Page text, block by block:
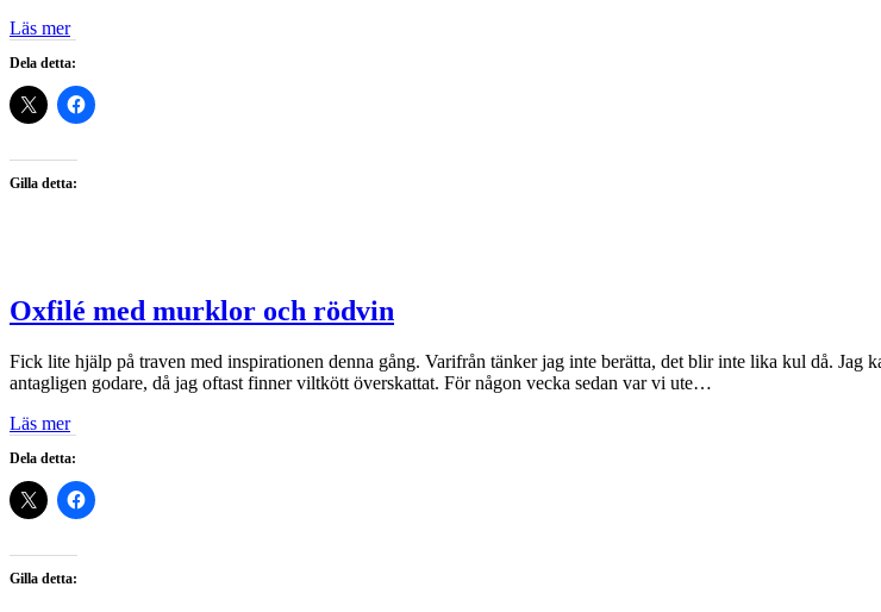
Läs mer
Dela detta:
Gilla detta:
Oxfilé med murklor och rödvin
Fick lite hjälp på traven med inspirationen denna gång. Varifrån tänker jag inte berätta, det blir inte lika kul då.
antagligen godare, då jag oftast finner viltkött överskattat. För någon vecka sedan var vi ute…
Läs mer
Dela detta:
Gilla detta: